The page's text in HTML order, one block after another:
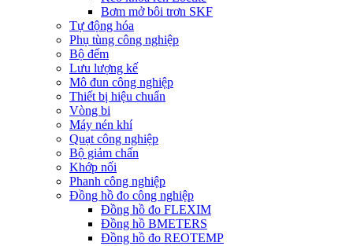
Bơm mở bôi trơn SKF
Tự động hóa
Phụ tùng công nghiệp
Bộ đếm
Lưu lượng kế
Mô đun công nghiệp
Thiết bị hiệu chuẩn
Vòng bi
Máy nén khí
Quạt công nghiệp
Bộ giảm chấn
Khớp nối
Phanh công nghiệp
Đồng hồ đo công nghiệp
Đồng hồ đo FLEXIM
Đồng hồ BMETERS
Đồng hồ đo REOTEMP